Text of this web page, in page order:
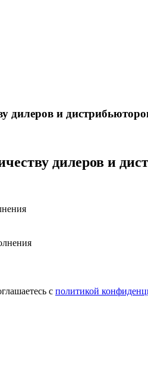
дилеров и
дилеров и
с политикой